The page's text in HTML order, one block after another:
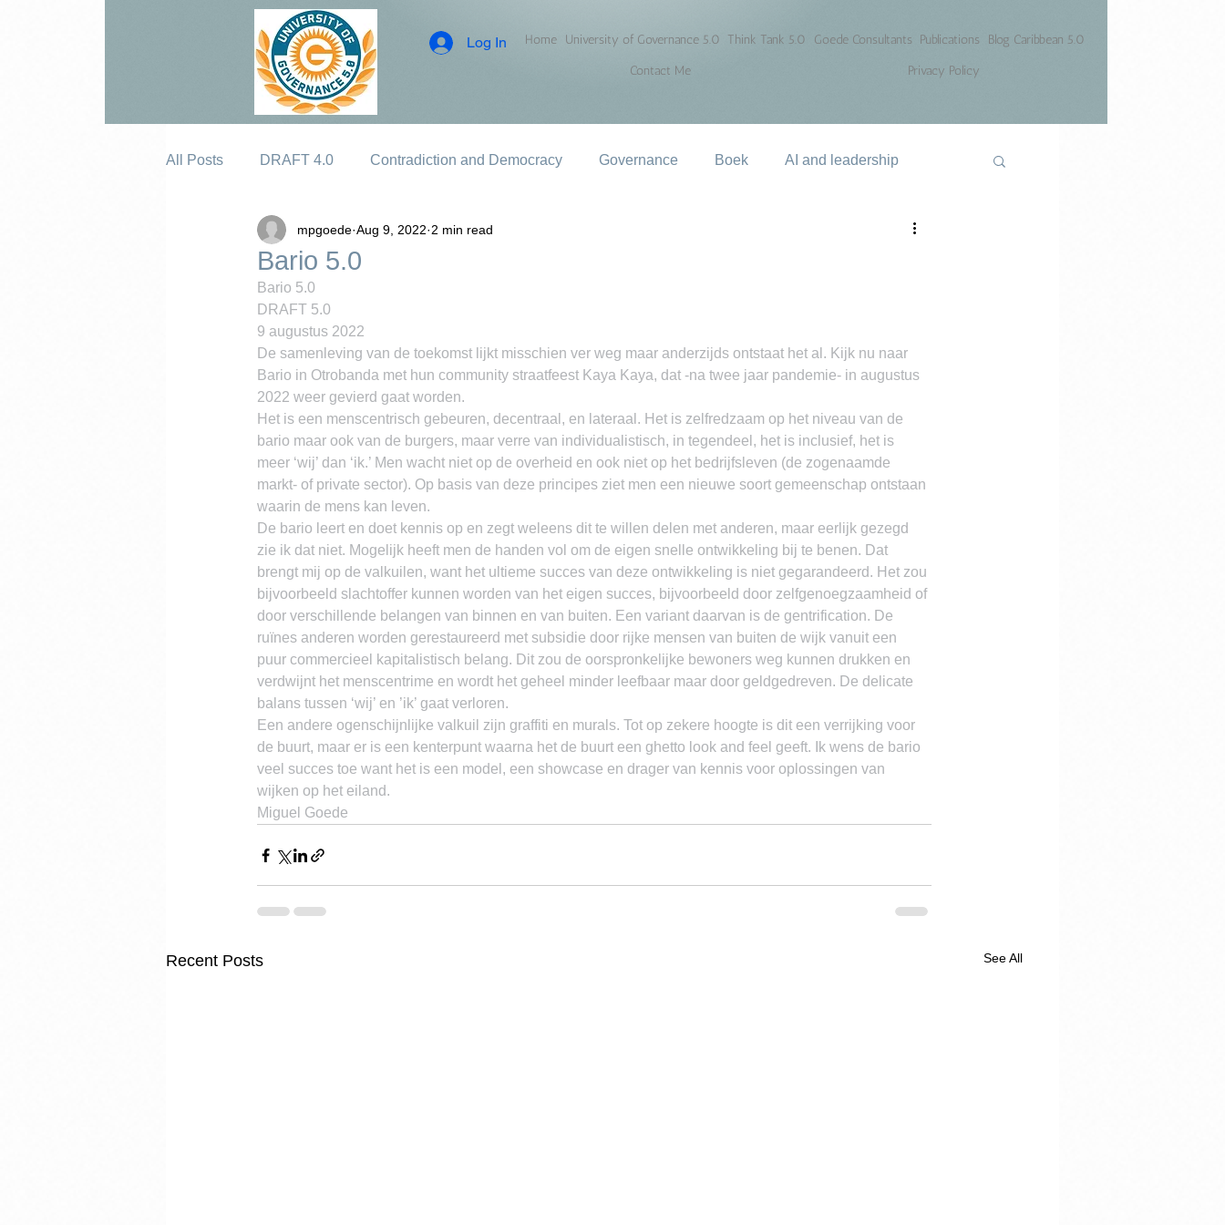
Log In Home University of Governance 5.0 Think Tank 5.0 Goede Consultants Publications
Blog Caribbean 5.0
Contact Me
Privacy Policy
All Posts DRAFT 4.0 Contradiction and Democracy Governance Boek AI and leadership
Bario 5.0
mpgoede Aug 9, 2022 2 min read
Bario 5.0
DRAFT 5.0
9 augustus 2022
De samenleving van de toekomst lijkt misschien ver weg maar anderzijds ontstaat het al. Kijk nu naar
Bario in Otrobanda met hun community straatfeest Kaya Kaya, dat -na twee jaar pandemie- in augustus
2022 weer gevierd gaat worden.
Het is een menscentrisch gebeuren, decentraal, en lateraal. Het is zelfredzaam op het niveau van de
bario maar ook van de burgers, maar verre van individualistisch, in tegendeel, het is inclusief, het is
meer ‘wij’ dan ‘ik.’ Men wacht niet op de overheid en ook niet op het bedrijfsleven (de zogenaamde
markt- of private sector). Op basis van deze principes ziet men een nieuwe soort gemeenschap ontstaan
waarin de mens kan leven.
De bario leert en doet kennis op en zegt weleens dit te willen delen met anderen, maar eerlijk gezegd
zie ik dat niet. Mogelijk heeft men de handen vol om de eigen snelle ontwikkeling bij te benen. Dat
brengt mij op de valkuilen, want het ultieme succes van deze ontwikkeling is niet gegarandeerd. Het zou
bijvoorbeeld slachtoffer kunnen worden van het eigen succes, bijvoorbeeld door zelfgenoegzaamheid of
door verschillende belangen van binnen en van buiten. Een variant daarvan is de gentrification. De
ruïnes anderen worden gerestaureerd met subsidie door rijke mensen van buiten de wijk vanuit een
puur commercieel kapitalistisch belang. Dit zou de oorspronkelijke bewoners weg kunnen drukken en
verdwijnt het menscentrime en wordt het geheel minder leefbaar maar door geldgedreven. De delicate
balans tussen ‘wij’ en ’ik’ gaat verloren.
Een andere ogenschijnlijke valkuil zijn graffiti en murals. Tot op zekere hoogte is dit een verrijking voor
de buurt, maar er is een kenterpunt waarna het de buurt een ghetto look and feel geeft. Ik wens de bario
veel succes toe want het is een model, een showcase en drager van kennis voor oplossingen van
wijken op het eiland.
Miguel Goede
Recent Posts See All